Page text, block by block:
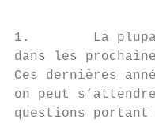
1.        La
dans les
Ces dernières
on peut
questions